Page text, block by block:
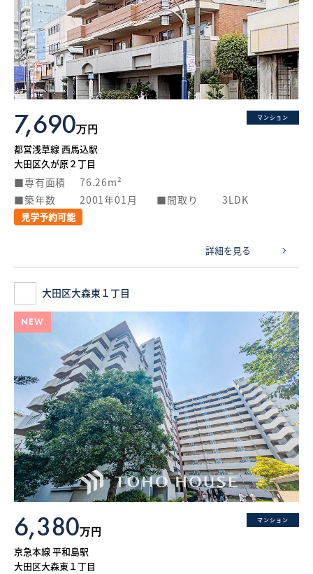
マンション
7,690万円
都営浅草線 西馬込駅
大田区久が原２丁目
専有面積
76.26m²
築年数
2001年01月 間取り 3LDK
見学予約可能
詳細を見る
大田区大森東１丁目
NEW
マンション
6,380万円
京急本線 平和島駅
大田区大森東１丁目